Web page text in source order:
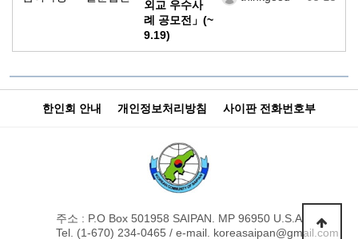
외교 우수사
례 공모전」(~
9.19)
한인회 안내 개인정보처리방침 사이판 전화번호부
주소 : P.O Box 501958 SAIPAN. MP 96950 U.S.A
Tel. (1-670) 234-0465 / e-mail. koreasaipan@gmail.com